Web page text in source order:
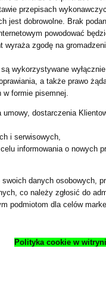
przepisach
jest dobrowolne. Brak
powodować
wyraża zgodę na
wykorzystywane
a także prawo
w formie pisemnej.
dostarczenia
i serwisowych,
informowania o nowych
danych osobowych,
co należy zgłosić do
podmiotom dla celów
Polityka cookie w